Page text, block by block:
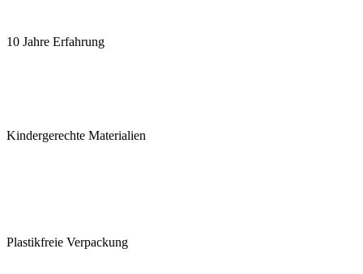
10 Jahre Erfahrung
Kindergerechte Materialien
Plastikfreie Verpackung